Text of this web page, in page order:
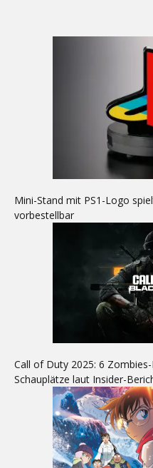
Mini-Stand mit PS1-Logo
vorbestellbar
Call of Duty 2025: 6
Schauplätze laut Insider-